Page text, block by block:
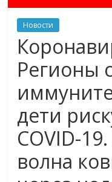
Новости
Регионы
дети
COVID-
волна